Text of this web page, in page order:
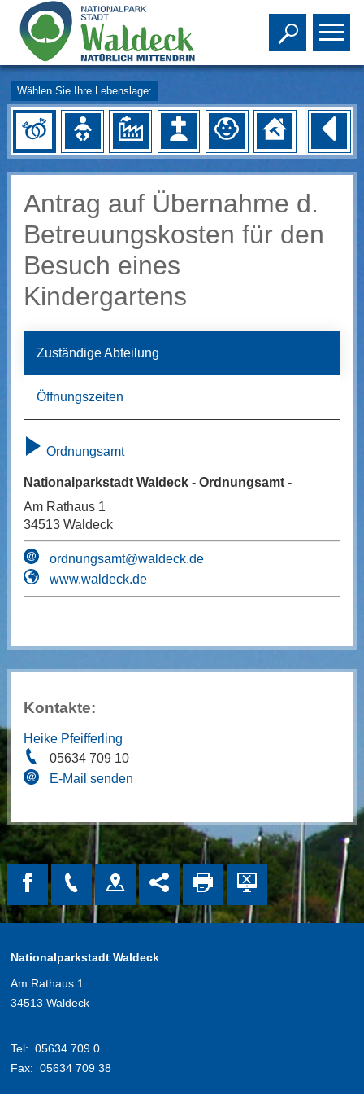
Toggle
Wählen Sie Ihre Lebenslage:
Antrag auf Übernahme d.
Betreuungskosten für den
Besuch eines
Kindergartens
Zuständige Abteilung
Öffnungszeiten
Ordnungsamt
Nationalparkstadt Waldeck - Ordnungsamt -
Am Rathaus 1
34513 Waldeck
ordnungsamt@waldeck.de
www.waldeck.de
Kontakte:
Heike Pfeifferling
05634 709 10
E-Mail senden
Nationalparkstadt Waldeck
Am Rathaus 1
34513 Waldeck
Tel: 05634 709 0
Fax: 05634 709 38